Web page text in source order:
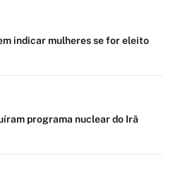
indicar mulheres se for eleito
programa nuclear do Irã